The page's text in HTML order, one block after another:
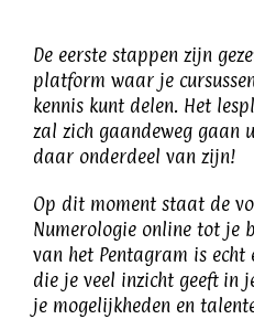
De eerste stappen zijn
platform waar je
kennis kunt delen. Het
zal zich gaandeweg gaan
daar onderdeel van zijn!
Op dit moment staat de
Numerologie online tot je
van het Pentagram is echt
die je veel inzicht geeft in
je mogelijkheden en